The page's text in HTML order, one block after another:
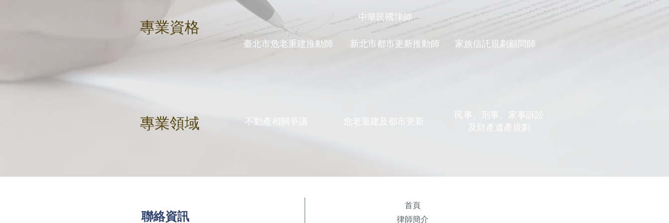
​專業資格
中華民國律師
臺北市危老重建推動師 新北市都市更新推動師 家族信託規劃顧問師
​專業領域 不動產相關爭議 危老重建及都市更新
民事、刑事、家事訴訟
及財產遺產規劃
聯絡資訊
首頁
律師簡介